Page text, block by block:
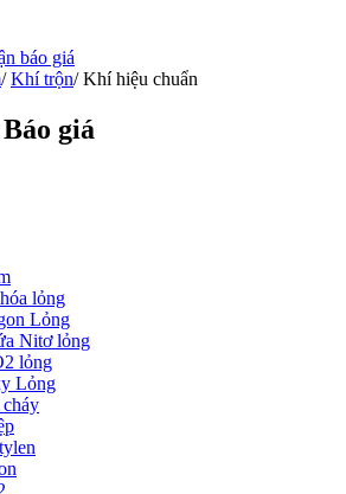
báo giá
/ Khí trộn/ Khí hiệu chuẩn
giá
lỏng
Lỏng
Nitơ lỏng
lỏng
Lỏng